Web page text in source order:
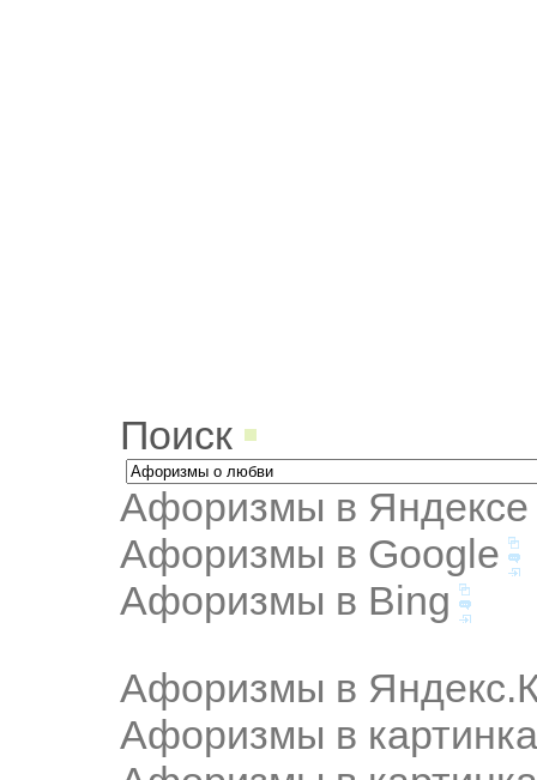
Поиск
Афоризмы в Яндексе
Афоризмы в Google
Афоризмы в Bing
Афоризмы в
Афоризмы в